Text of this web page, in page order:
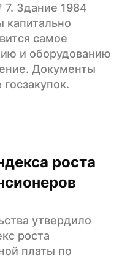
Здание 1984
капитально
самое
и оборудованию
Документы
роста
утвердило
роста
платы по